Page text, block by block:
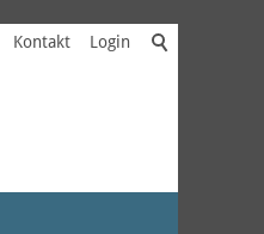
Kontakt Login